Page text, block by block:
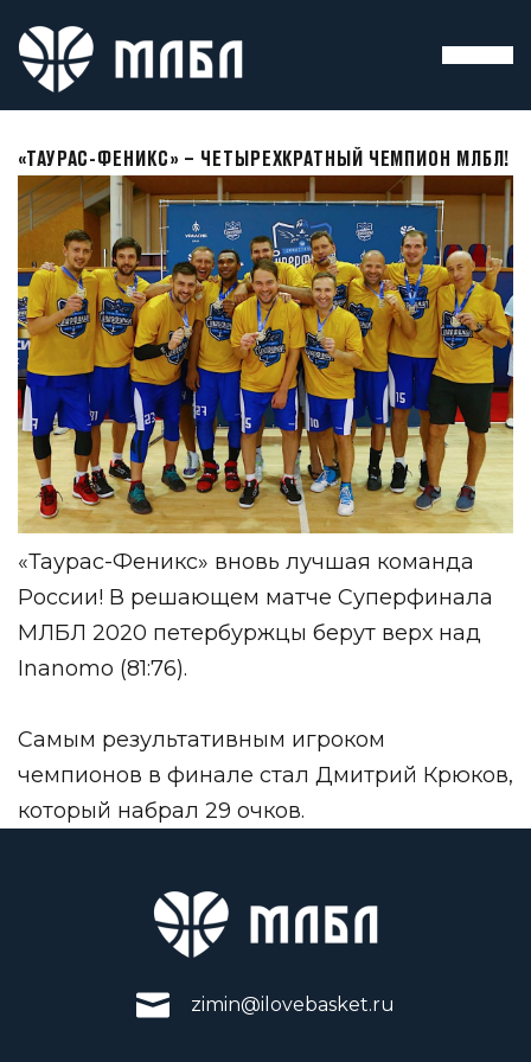
«ТАУРАС-ФЕНИКС» – ЧЕТЫРЕХКРАТНЫЙ ЧЕМПИОН МЛБЛ!
«Таурас-Феникс» вновь лучшая команда
России! В решающем матче Суперфинала
МЛБЛ 2020 петербуржцы берут верх над
Inanomo (81:76).
Самым результативным игроком
чемпионов в финале стал Дмитрий Крюков,
который набрал 29 очков.
zimin@ilovebasket.ru